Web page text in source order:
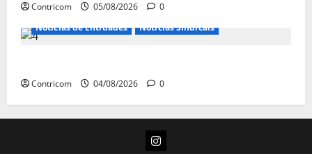
Contricom 05/08/2026
0
Notícias de Entidades
Notícias Sindicais
Contricom 04/08/2026 0
Instagram